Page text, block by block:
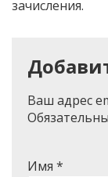
зачисления.
Ваш адрес
Имя *